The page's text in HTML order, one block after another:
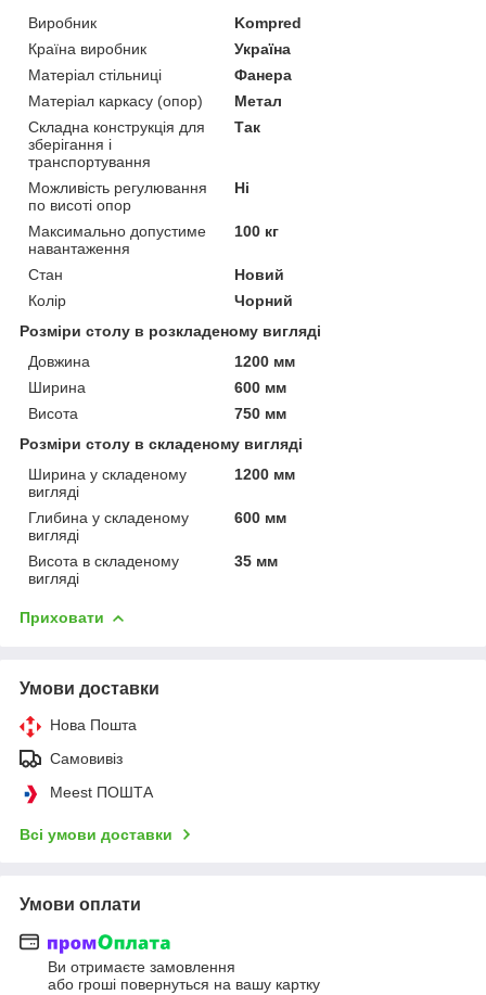
Виробник
Kompred
Країна виробник
Україна
Матеріал стільниці
Фанера
Матеріал каркасу (опор)
Метал
Складна конструкція для
зберігання і
транспортування
Так
Можливість регулювання
по висоті опор
Ні
Максимально допустиме
навантаження
100 кг
Стан
Новий
Колір
Чорний
Розміри столу в розкладеному вигляді
Довжина
1200 мм
Ширина
600 мм
Висота
750 мм
Розміри столу в складеному вигляді
Ширина у складеному
вигляді
1200 мм
Глибина у складеному
вигляді
600 мм
Висота в складеному
вигляді
35 мм
Приховати
Умови доставки
Нова Пошта
Самовивіз
Meest ПОШТА
Всі умови доставки
Умови оплати
Ви отримаєте замовлення
або гроші повернуться на вашу картку